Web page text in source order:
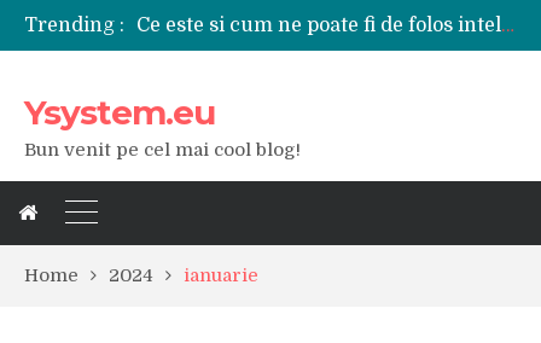
Trending :
Tipuri de polizoare de care este nevoie intr-un atelier
Utilizarea diferitelor jucarii sexuale in viata de cuplu
Modul in care a evoluat tehnologia in ultimul secol
iPhone 16Pro Max sau Samsung Galaxy S24 Ultra?
Ysystem.eu
Bun venit pe cel mai cool blog!
Home 2024 ianuarie